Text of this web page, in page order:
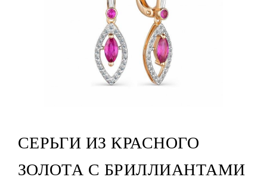
СЕРЬГИ ИЗ КРАСНОГО
ЗОЛОТА С БРИЛЛИАНТАМИ